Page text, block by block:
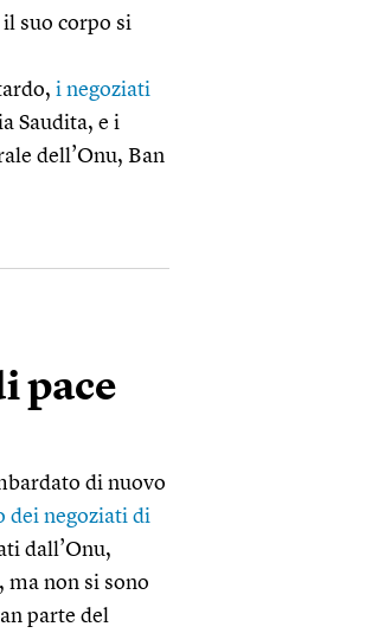
suo corpo si
i negoziati
Saudita, e i
dell’Onu, Ban
pace
di nuovo
dei negoziati di
dall’Onu,
ma non si sono
parte del